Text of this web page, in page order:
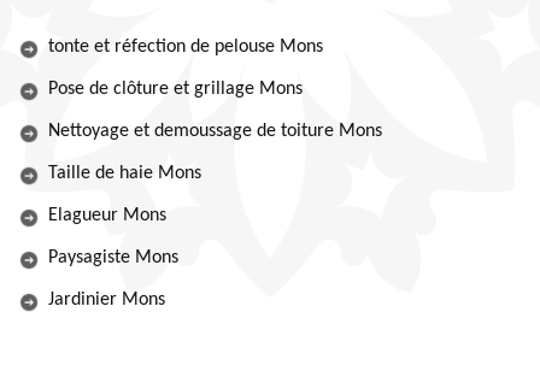
tonte et réfection de pelouse Mons
Pose de clôture et grillage Mons
Nettoyage et demoussage de toiture Mons
Taille de haie Mons
Elagueur Mons
Paysagiste Mons
Jardinier Mons